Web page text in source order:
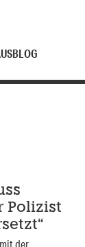
Polizist
der